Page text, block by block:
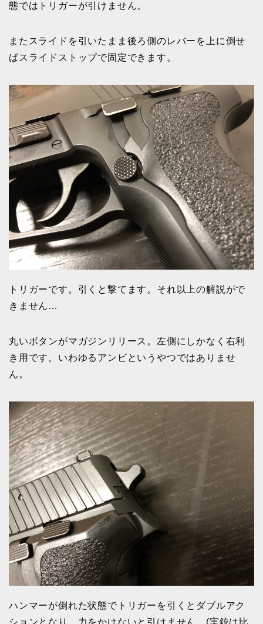
態ではトリガーが引けません。
またスライドを引いたまま後ろ側のレバーを上に倒せ
ばスライドストップで固定できます。
トリガーです。引くと撃てます。それ以上の解説がで
きません…
丸いボタンがマガジンリリース。左側にしかなく右利
き用です。いわゆるアンビというやつではありませ
ん。
ハンマーが倒れた状態でトリガーを引くとダブルアク
ションとなり、力をかけないと引けません。(実銃は比